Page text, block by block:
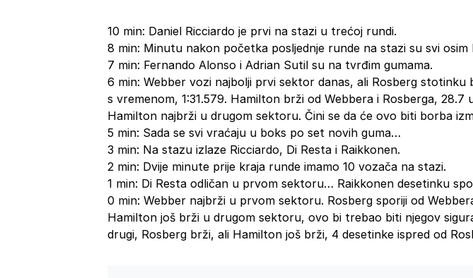
10 min: Daniel Ricciardo je prvi na stazi u trećoj rundi.
8 min: Minutu nakon početka posljednje runde na stazi su svi osim
7 min: Fernando Alonso i Adrian Sutil su na tvrđim gumama.
6 min: Webber vozi najbolji prvi sektor danas, ali Rosberg stotinku
s vremenom, 1:31.579. Hamilton brži od Webbera i Rosberga, 28.7
Hamilton najbrži u drugom sektoru. Čini se da će ovo biti borba
5 min: Sada se svi vraćaju u boks po set novih guma…
3 min: Na stazu izlaze Ricciardo, Di Resta i Raikkonen.
2 min: Dvije minute prije kraja runde imamo 10 vozača na stazi.
1 min: Di Resta odličan u prvom sektoru… Raikkonen desetinku
0 min: Webber najbrži u prvom sektoru. Rosberg sporiji od
Hamilton još brži u drugom sektoru, ovo bi trebao biti njegov
drugi, Rosberg brži, ali Hamilton još brži, 4 desetinke ispred od